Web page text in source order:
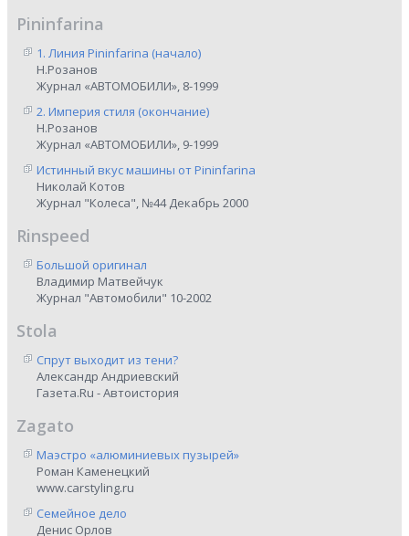
Pininfarina
1. Линия Pininfarina (начало)
Н.Розанов
Журнал «АВТОМОБИЛИ», 8-1999
2. Империя стиля (окончание)
Н.Розанов
Журнал «АВТОМОБИЛИ», 9-1999
Истинный вкус машины от Pininfarina
Николай Котов
Журнал "Колеса", №44 Декабрь 2000
Rinspeed
Большой оригинал
Владимир Матвейчук
Журнал "Автомобили" 10-2002
Stola
Спрут выходит из тени?
Александр Андриевский
Газета.Ru - Автоистория
Zagato
Маэстро «алюминиевых пузырей»
Роман Каменецкий
www.carstyling.ru
Семейное дело
Денис Орлов